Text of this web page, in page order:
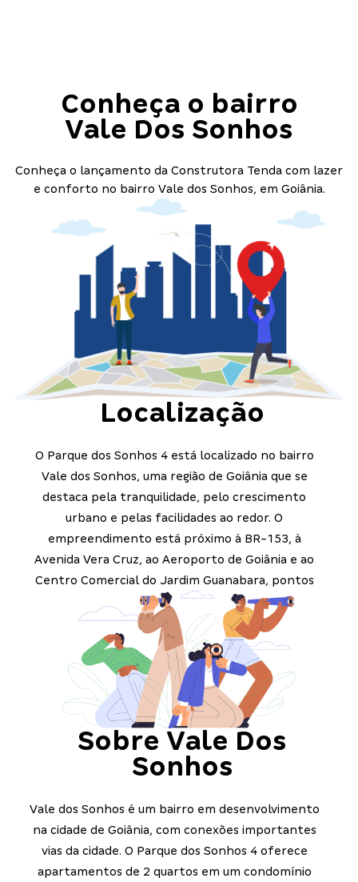
Conheça o bairro
Vale Dos Sonhos
Conheça o lançamento da Construtora Tenda com lazer
e conforto no bairro Vale dos Sonhos, em Goiânia.
Localização
O Parque dos Sonhos 4 está localizado no bairro
Vale dos Sonhos, uma região de Goiânia que se
destaca pela tranquilidade, pelo crescimento
urbano e pelas facilidades ao redor. O
empreendimento está próximo à BR-153, à
Avenida Vera Cruz, ao Aeroporto de Goiânia e ao
Centro Comercial do Jardim Guanabara, pontos
estratégicos que garantem mobilidade, praticidade
e acesso rápido a serviços essenciais no dia a dia.
Sobre Vale Dos
Sonhos
Vale dos Sonhos é um bairro em desenvolvimento
na cidade de Goiânia, com conexões importantes
vias da cidade. O Parque dos Sonhos 4 oferece
apartamentos de 2 quartos em um condomínio